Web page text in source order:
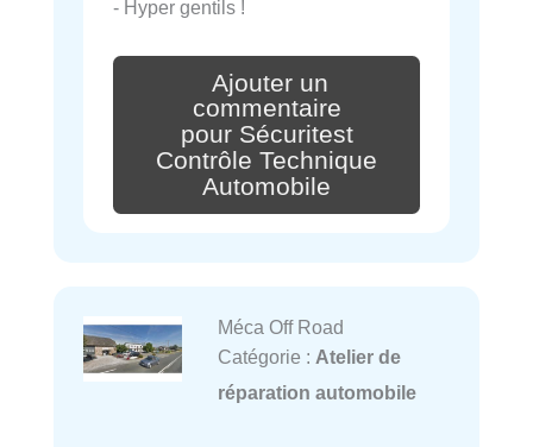
- Hyper gentils !
Ajouter un
commentaire
pour Sécuritest
Contrôle Technique
Automobile
Méca Off Road
Catégorie : Atelier de
réparation automobile